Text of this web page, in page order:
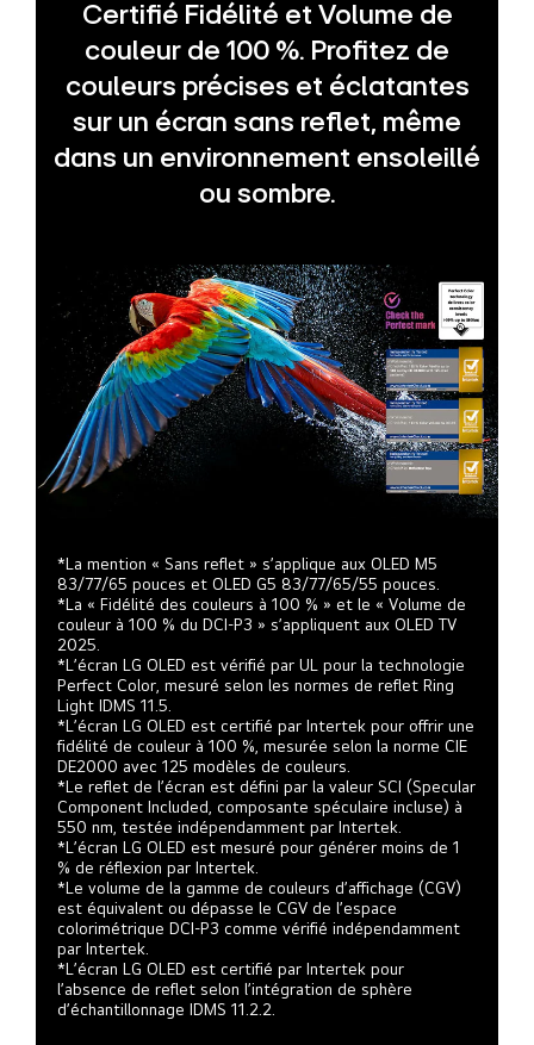
Certifié Fidélité et Volume de
couleur de 100 %. Profitez de
couleurs précises et éclatantes
sur un écran sans reflet, même
dans un environnement ensoleillé
ou sombre.
*La mention « Sans reflet » s’applique aux OLED M5
83/77/65 pouces et OLED G5 83/77/65/55 pouces.
*La « Fidélité des couleurs à 100 % » et le « Volume de
couleur à 100 % du DCI-P3 » s’appliquent aux OLED TV
2025.
*L’écran LG OLED est vérifié par UL pour la technologie
Perfect Color, mesuré selon les normes de reflet Ring
Light IDMS 11.5.
*L’écran LG OLED est certifié par Intertek pour offrir une
fidélité de couleur à 100 %, mesurée selon la norme CIE
DE2000 avec 125 modèles de couleurs.
*Le reflet de l’écran est défini par la valeur SCI (Specular
Component Included, composante spéculaire incluse) à
550 nm, testée indépendamment par Intertek.
*L’écran LG OLED est mesuré pour générer moins de 1
% de réflexion par Intertek.
*Le volume de la gamme de couleurs d’affichage (CGV)
est équivalent ou dépasse le CGV de l’espace
colorimétrique DCI-P3 comme vérifié indépendamment
par Intertek.
*L’écran LG OLED est certifié par Intertek pour
l’absence de reflet selon l’intégration de sphère
d’échantillonnage IDMS 11.2.2.